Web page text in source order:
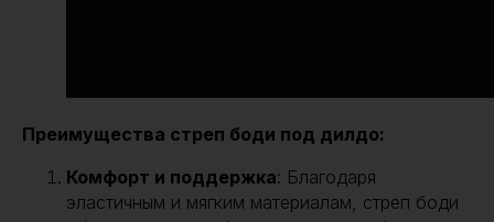
Преимущества стреп боди под дилдо:
Комфорт и поддержка: Благодаря
эластичным и мягким материалам, стреп боди